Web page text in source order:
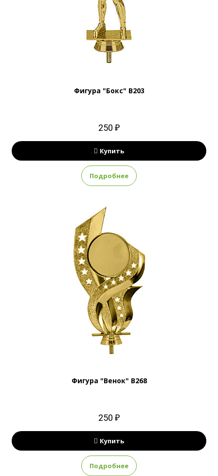
Фигура "Бокс" B203
250 ₽
Купить
Подробнее
Фигура "Венок" B268
250 ₽
Купить
Подробнее